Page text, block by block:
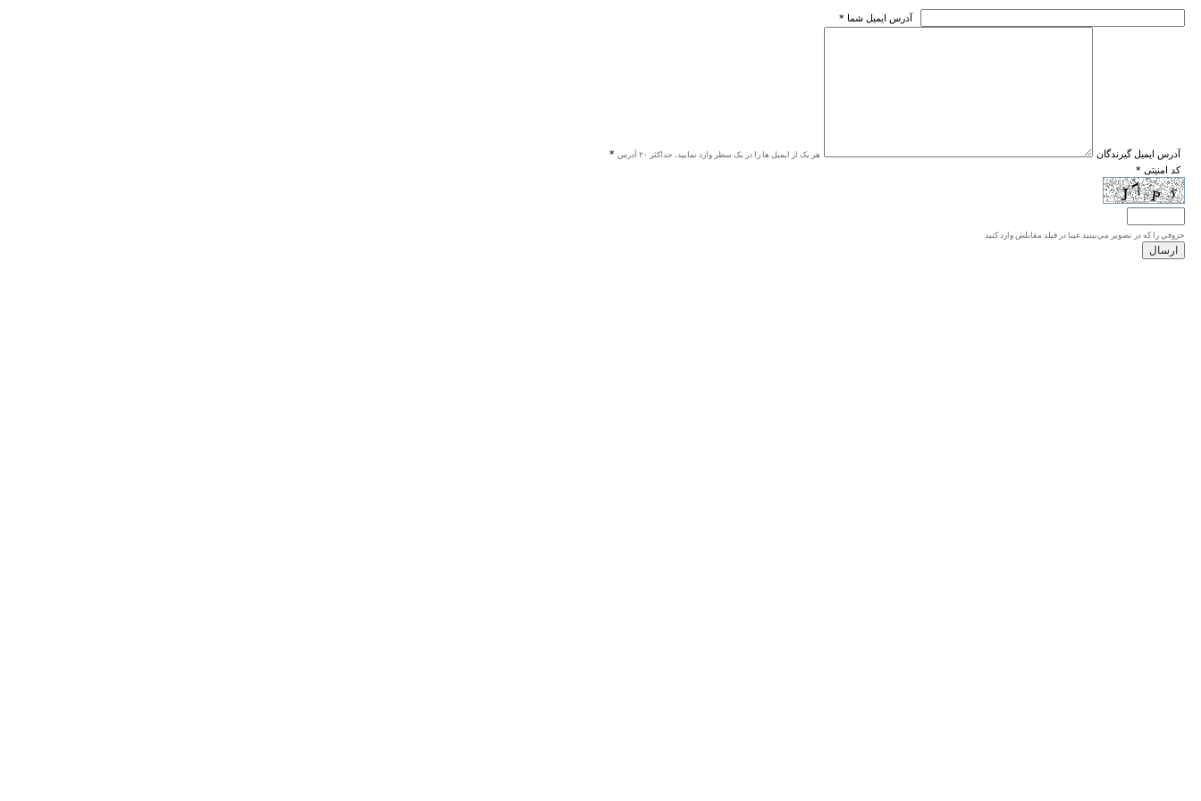
* آدرس ايميل شما
* آدرس ايميل گيرندگان هر یک از ایمیل ها را در یک سطر وارد نمایید، حداکثر ۲۰ آدرس
* کد امنیتی
حروفي را كه در تصوير مي‌بينيد عينا در فيلد مقابلش وارد كنيد